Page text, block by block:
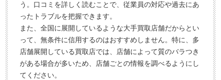
う。口コミを詳しく読むことで、従業員の対応や過去にあ
ったトラブルを把握できます。
また、全国に展開しているような大手買取店舗だからとい
って、無条件に信用するのはおすすめしません。特に、多
店舗展開している買取店では、店舗によって質のバラつき
がある場合が多いため、店舗ごとの情報を調べるようにし
てください。